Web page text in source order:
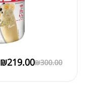
₪300.00
₪219.00